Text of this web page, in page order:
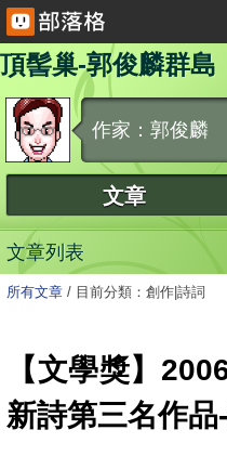
頂髻巢-郭俊麟群島
作家：郭俊麟
文章
文章列表
所有文章 / 目前分類：創作|詩詞
【文學獎】
新詩第三名作